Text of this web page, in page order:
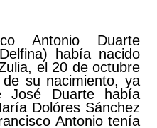
Antonio Duarte
había nacido
el 20 de octubre
su nacimiento, ya
José Duarte había
Dolóres Sánchez
Antonio tenía